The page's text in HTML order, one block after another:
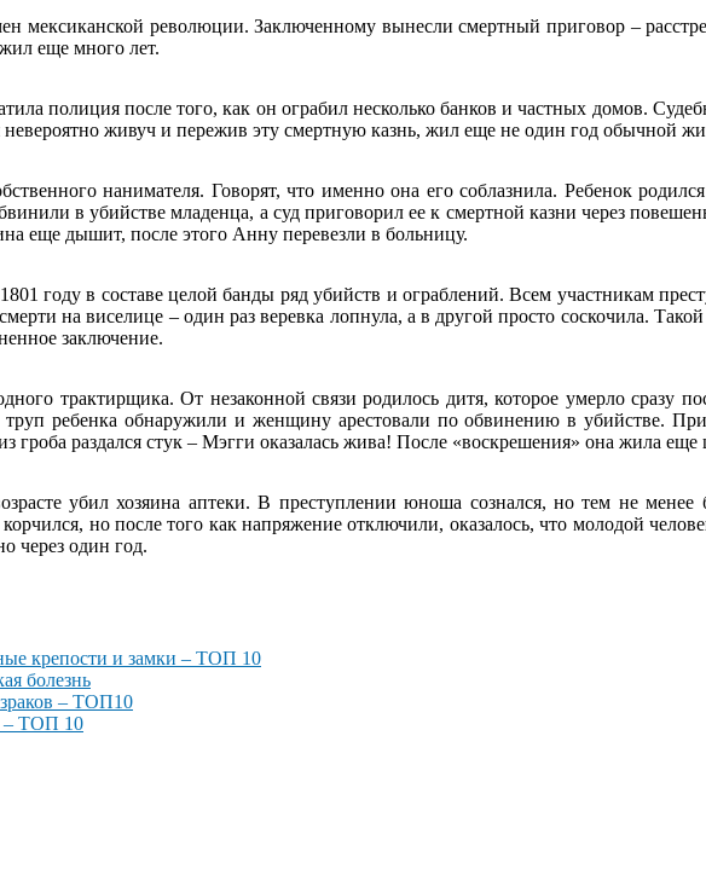
мексиканской революции. Заключенному вынесли смертный приговор –
еще много лет.
полиция после того, как он ограбил несколько банков и частных домов.
живуч и пережив эту смертную казнь, жил еще не один год обычной
нанимателя. Говорят, что именно она его соблазнила. Ребенок
в убийстве младенца, а суд приговорил ее к смертной казни через
еще дышит, после этого Анну перевезли в больницу.
году в составе целой банды ряд убийств и ограблений. Всем участникам
на виселице – один раз веревка лопнула, а в другой просто соскочила.
заключение.
трактирщика. От незаконной связи родилось дитя, которое умерло сразу
труп ребенка обнаружили и женщину арестовали по обвинению в убийстве.
гроба раздался стук – Мэгги оказалась жива! После «воскрешения» она жила еще
убил хозяина аптеки. В преступлении юноша сознался, но тем не менее
но после того как напряжение отключили, оказалось, что молодой
через один год.
крепости и замки – ТОП 10
болезнь
– ТОП10
– ТОП 10